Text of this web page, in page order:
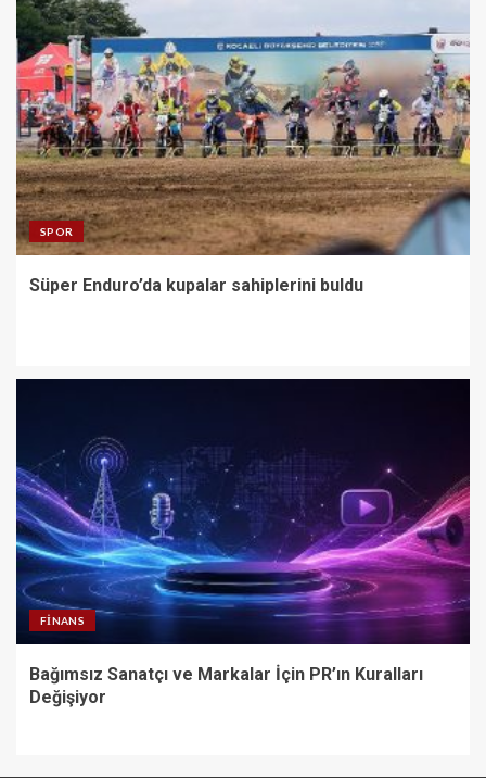
SPOR
Süper Enduro’da kupalar sahiplerini buldu
FINANS
Bağımsız Sanatçı ve Markalar İçin PR’ın Kuralları
Değişiyor